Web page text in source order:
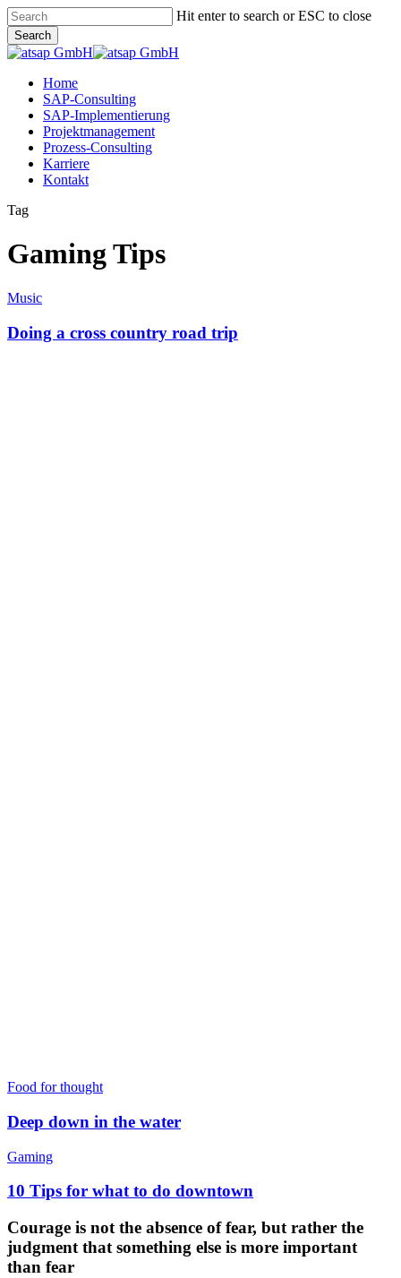
Skip
to
main
content
Hit enter to search or ESC to close
Search
Close
Menu
Home
SAP-Consulting
SAP-Implementierung
Projektmanagement
Prozess-Consulting
Karriere
Kontakt
Tag
Gaming Tips
Doing
cross
country
Music
Doing a cross country road trip
Food for thought
Deep down in the water
10
for
to
do
downtown
Gaming
10 Tips for what to do downtown
Courage is not the absence of fear, but rather the
judgment that something else is more important
than fear